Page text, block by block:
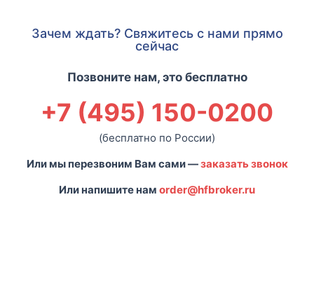
Зачем ждать? Свяжитесь с нами прямо
сейчас
Позвоните нам, это бесплатно
+7 (495) 150-0200
(бесплатно по России)
Или мы перезвоним Вам сами —заказать звонок
Или напишите нам order@hfbroker.ru